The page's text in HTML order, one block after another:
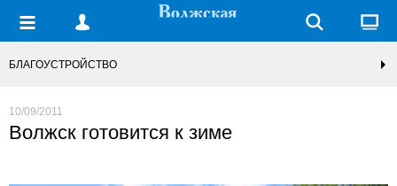
БЛАГОУСТРОЙСТВО
10/09/2011
Волжск готовится к зиме